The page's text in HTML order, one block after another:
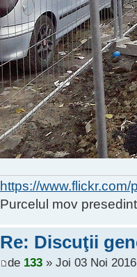
https://
Purcelul mov
Re: Discuţii
de 133» Joi 03 Noi